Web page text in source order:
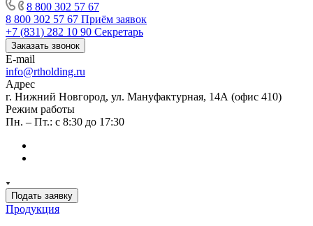
8 800 302 57 67
8 800 302 57 67 Приём заявок
+7 (831) 282 10 90 Секретарь
Заказать звонок
E-mail
info@rtholding.ru
Адрес
г. Нижний Новгород, ул. Мануфактурная, 14А (офис 410)
Режим работы
Пн. – Пт.: с 8:30 до 17:30
Подать заявку
Продукция